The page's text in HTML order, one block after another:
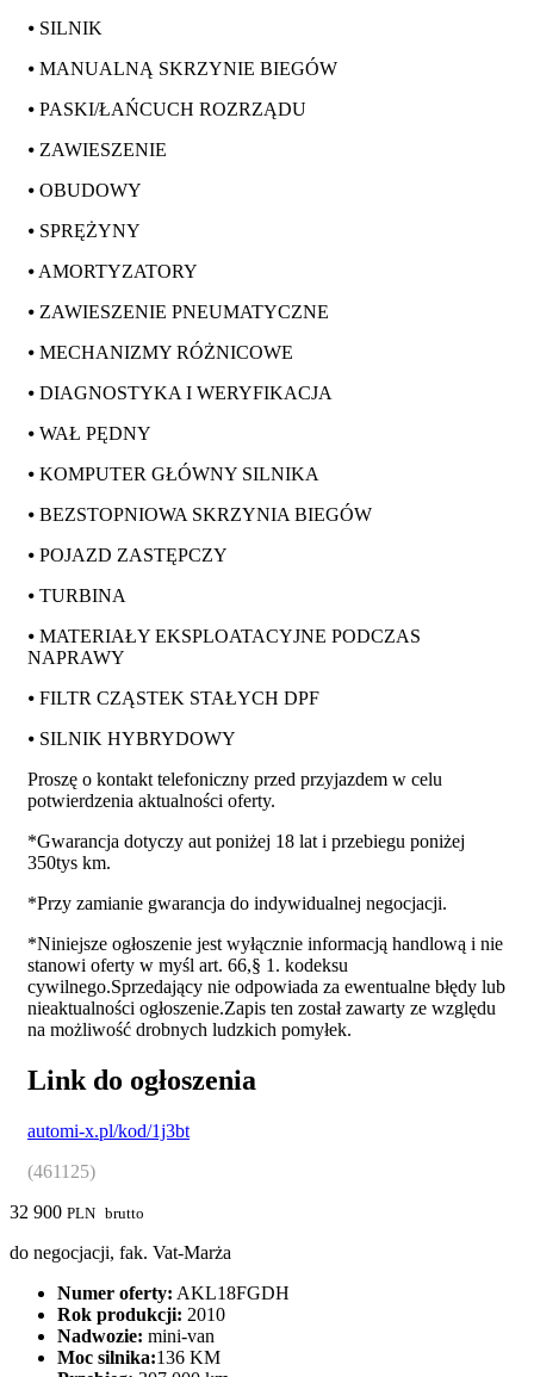
⦁ SILNIK
⦁ MANUALNĄ SKRZYNIE BIEGÓW
⦁ PASKI/ŁAŃCUCH ROZRZĄDU
⦁ ZAWIESZENIE
⦁ OBUDOWY
⦁ SPRĘŻYNY
⦁ AMORTYZATORY
⦁ ZAWIESZENIE PNEUMATYCZNE
⦁ MECHANIZMY RÓŻNICOWE
⦁ DIAGNOSTYKA I WERYFIKACJA
⦁ WAŁ PĘDNY
⦁ KOMPUTER GŁÓWNY SILNIKA
⦁ BEZSTOPNIOWA SKRZYNIA BIEGÓW
⦁ POJAZD ZASTĘPCZY
⦁ TURBINA
⦁ MATERIAŁY EKSPLOATACYJNE PODCZAS
NAPRAWY
⦁ FILTR CZĄSTEK STAŁYCH DPF
⦁ SILNIK HYBRYDOWY
Proszę o kontakt telefoniczny przed przyjazdem w celu
potwierdzenia aktualności oferty.
*Gwarancja dotyczy aut poniżej 18 lat i przebiegu poniżej
350tys km.
*Przy zamianie gwarancja do indywidualnej negocjacji.
*Niniejsze ogłoszenie jest wyłącznie informacją handlową i nie
stanowi oferty w myśl art. 66,§ 1. kodeksu
cywilnego.Sprzedający nie odpowiada za ewentualne błędy lub
nieaktualności ogłoszenie.Zapis ten został zawarty ze względu
na możliwość drobnych ludzkich pomyłek.
Link do ogłoszenia
automi-x.pl/kod/1j3bt
(461125)
32 900 PLN brutto
do negocjacji, fak. Vat-Marża
Numer oferty: AKL18FGDH
Rok produkcji: 2010
Nadwozie: mini-van
Moc silnika:136 KM